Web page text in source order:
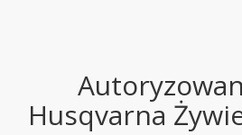
Husqvarna